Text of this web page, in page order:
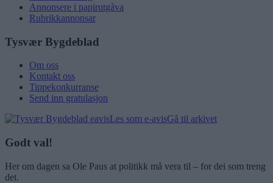
Annonsere i papirutgåva
Rubrikkannonsar
Tysvær Bygdeblad
Om oss
Kontakt oss
Tippekonkurranse
Send inn gratulasjon
Les som e-avisGå til arkivet
Godt val!
Her om dagen sa Ole Paus at politikk må vera til – for dei som treng
det.